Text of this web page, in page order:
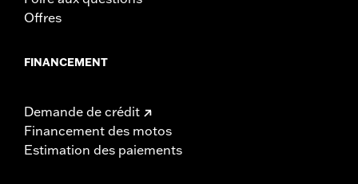
Offres
FINANCEMENT
Demande de crédit
Financement des motos
Estimation des paiements